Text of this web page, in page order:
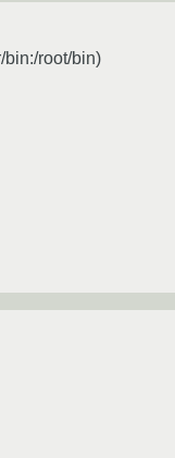
bin:/root/bin)